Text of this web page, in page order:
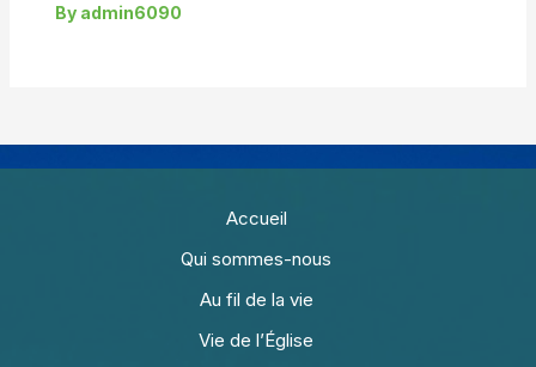
By admin6090
Accueil
Qui sommes-nous
Au fil de la vie
Vie de l’Église